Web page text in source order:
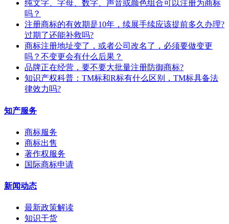
纯文字、字母、数字、声音或颜色组合可以注册为商标
吗？
注册商标的有效期是10年，续展手续应该提前多久办理?
过期了还能补救吗?
商标注册地址变了，或者公司改名了，必须要做变更
吗？不变更会有什么后果？
​品牌正在经营，要不要大批量注册防御商标?
知识产权科普：TM标和R标有什么区别，TM标具备法
律效力吗?
知产服务
商标服务
商标出售
著作权服务
国际商标申请
新闻动态
最新政策解读
知识干货